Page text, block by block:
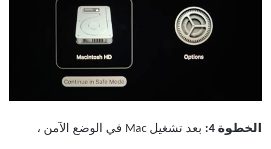
الخطوة 4: بعد تشغيل Mac في الوضع الآمن ،